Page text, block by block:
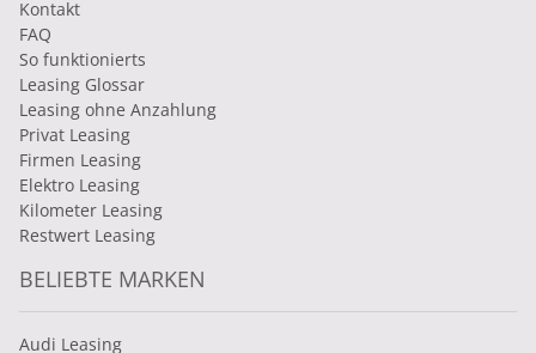
Kontakt
FAQ
So funktionierts
Leasing Glossar
Leasing ohne Anzahlung
Privat Leasing
Firmen Leasing
Elektro Leasing
Kilometer Leasing
Restwert Leasing
BELIEBTE MARKEN
Audi Leasing